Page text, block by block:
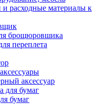
расходные материалы к
брощюровшика
переплета
аксессуар
для бумаг
бумаг